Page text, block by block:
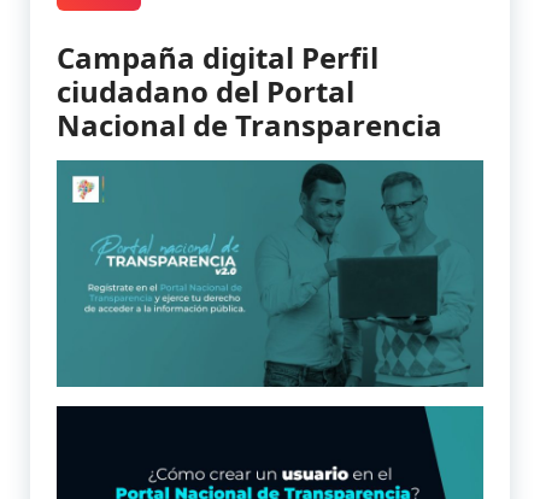
Campaña digital Perfil
ciudadano del Portal
Nacional de Transparencia